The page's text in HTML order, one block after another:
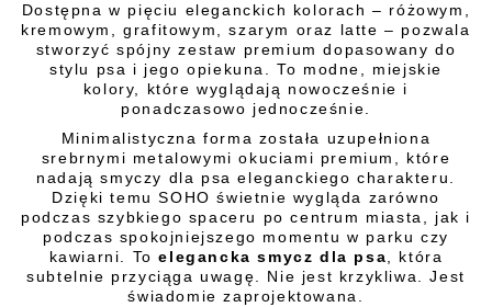
Dostępna w pięciu eleganckich kolorach – różowym,
kremowym, grafitowym, szarym oraz latte – pozwala
stworzyć spójny zestaw premium dopasowany do
stylu psa i jego opiekuna. To modne, miejskie
kolory, które wyglądają nowocześnie i
ponadczasowo jednocześnie.
Minimalistyczna forma została uzupełniona
srebrnymi metalowymi okuciami premium, które
nadają smyczy dla psa eleganckiego charakteru.
Dzięki temu SOHO świetnie wygląda zarówno
podczas szybkiego spaceru po centrum miasta, jak i
podczas spokojniejszego momentu w parku czy
kawiarni. Toelegancka smycz dla psa , która
subtelnie przyciąga uwagę. Nie jest krzykliwa. Jest
świadomie zaprojektowana.